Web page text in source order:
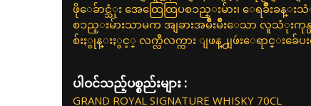
ဖိုေခ်ာင္သံုး အေထြေထြပစၥည္းမ်ား၊ ေရခ်ဳိးခန္း
စၥည္းမ်ားသာမက အျခားအမ်ဳိးမ်ဳိးေသာ လူသံုးကုန္
စ်းႏွုန္းႏွင့္ လက္လီလက္ကား ျဖန္႕ျဖဴးေရာင္းခ်ေပ
ပါဝင်သည့်ပစ္စည်းများ :
GRAND ROYAL SIGNATURE WHISKY 70CL